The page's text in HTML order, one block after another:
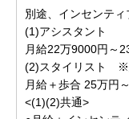
別途、インセンティ
(1)アシスタント
月給22万9000円～
(2)スタイリスト ※
月給＋歩合 25万円
<(1)(2)共通>